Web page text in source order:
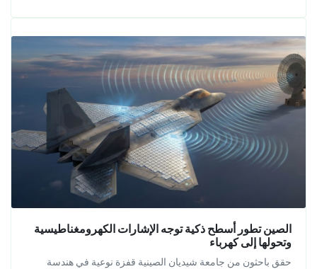
الصين تطور أسطح ذكية توجه الإشارات الكهرومغناطيسية
وتحولها إلى كهرباء
حقق باحثون من جامعة شيديان الصينية قفزة نوعية في هندسة